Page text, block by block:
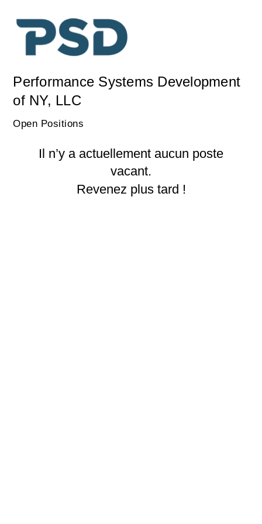
Performance Systems Development
of NY, LLC
Open Positions
Il n’y a actuellement aucun poste
vacant.
Revenez plus tard !